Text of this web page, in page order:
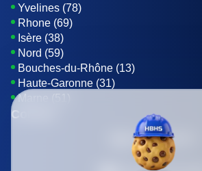
Yvelines (78)
Rhone (69)
Isère (38)
Nord (59)
Bouches-du-Rhône (13)
Haute-Garonne (31)
Marne (51)
Contact
01 85 42 08 07